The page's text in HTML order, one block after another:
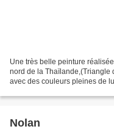
Une très belle peinture
nord de la Thaïlande,(Triangle d'or) en 2003. Bravo Céline,
avec des couleurs pleines de
Nolan